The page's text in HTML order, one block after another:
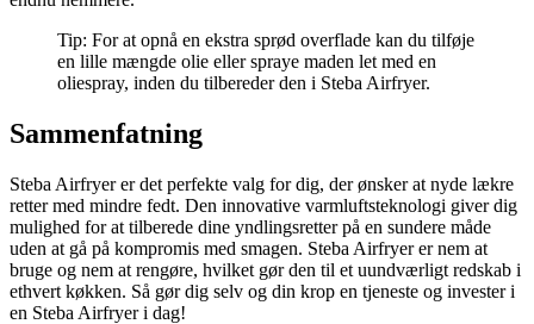
Tip: For at opnå en ekstra sprød overflade kan du tilføje
en lille mængde olie eller spraye maden let med en
oliespray, inden du tilbereder den i Steba Airfryer.
Sammenfatning
Steba Airfryer er det perfekte valg for dig, der ønsker at nyde lækre
retter med mindre fedt. Den innovative varmluftsteknologi giver dig
mulighed for at tilberede dine yndlingsretter på en sundere måde
uden at gå på kompromis med smagen. Steba Airfryer er nem at
bruge og nem at rengøre, hvilket gør den til et uundværligt redskab i
ethvert køkken. Så gør dig selv og din krop en tjeneste og invester i
en Steba Airfryer i dag!